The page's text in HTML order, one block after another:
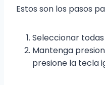
Estos son los pasos
Seleccionar
Mantenga
presione la tecla